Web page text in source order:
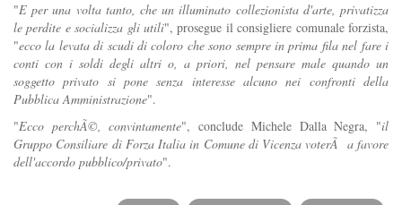
"E per una volta tanto, che un illuminato collezionista d'arte, privatizza
le perdite e socializza gli utili", prosegue il consigliere comunale forzista,
"ecco la levata di scudi di coloro che sono sempre in prima fila nel fare i
conti con i soldi degli altri o, a priori, nel pensare male quando un
soggetto privato si pone senza interesse alcuno nei confronti della
Pubblica Amministrazione".
"Ecco perchÃ©, convintamente", conclude Michele Dalla Negra, "il
Gruppo Consiliare di Forza Italia in Comune di Vicenza voterÃ a favore
dell'accordo pubblico/privato".